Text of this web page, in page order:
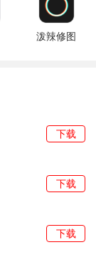
泼辣修图
下载
下载
下载